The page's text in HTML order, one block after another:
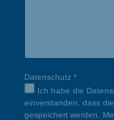
Datenschutz *
Ich habe die
einverstanden, dass
gespeichert werden.